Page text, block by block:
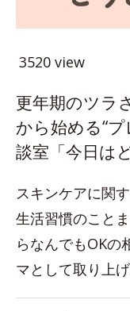
3520 view
更年期のツラ
から始める“
談室「今日は
スキンケアに関
生活習慣のこと
らなんでもOKの
マとして取り上